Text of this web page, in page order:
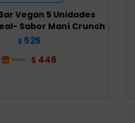
Vegan 5 Unidades
Sabor Maní Crunch
$ 525
$ 446